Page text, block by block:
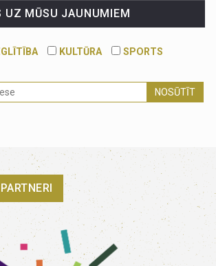
UZ MŪSU JAUNUMIEM
KULTŪRA
SPORTS
NOSŪTĪT